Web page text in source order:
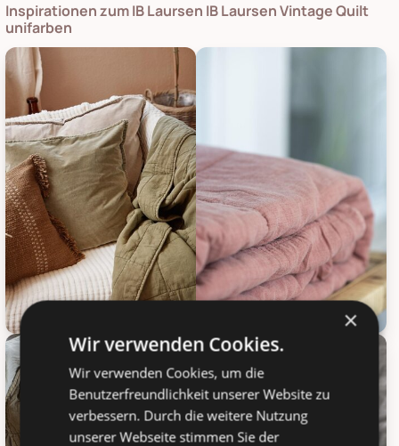
Inspirationen zum IB Laursen IB Laursen Vintage Quilt
unifarben
IB Laursen Vintage Quilt unifarben, Bild 1IB Laursen Vintage Quilt
×
Wir verwenden Cookies.
Wir verwenden Cookies, um die
Benutzerfreundlichkeit unserer Website zu
verbessern. Durch die weitere Nutzung
unserer Webseite stimmen Sie der